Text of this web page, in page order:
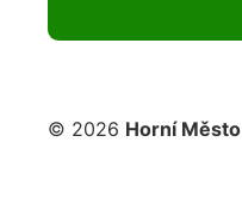
© 2026 Horní Město